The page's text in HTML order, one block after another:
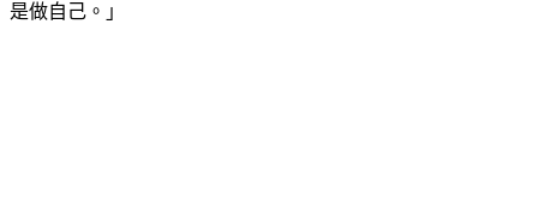
電影《黑寡婦》：「某些時刻我們得選擇，符合外界期待，還